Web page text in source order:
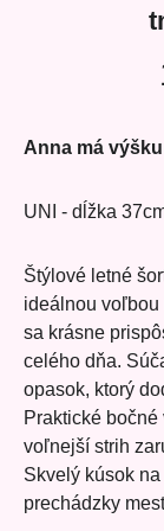
Anna má
UNI - dĺžka
Štýlové letné
ideálnou voľbou
sa krásne
celého dňa.
opasok, ktorý
Praktické
voľnejší strih
Skvelý kúsok
prechádzky